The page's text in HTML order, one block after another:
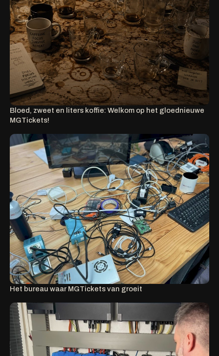
Bloed, zweet en liters koffie: Welkom op het gloednieuwe
MGTickets!
Het bureau waar MGTickets van groeit